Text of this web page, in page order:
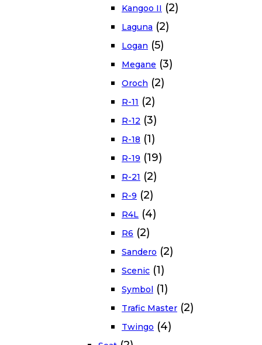
Kangoo II (2)
Laguna (2)
Logan (5)
Megane (3)
Oroch (2)
R-11 (2)
R-12 (3)
R-18 (1)
R-19 (19)
R-21 (2)
R-9 (2)
R4L (4)
R6 (2)
Sandero (2)
Scenic (1)
Symbol (1)
Trafic Master (2)
Twingo (4)